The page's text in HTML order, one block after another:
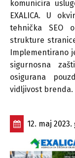
komunicira
EXALICA. U
tehnička SEO
strukture
Implementirano
sigurnosna
osigurana
vidljivost brenda.
12. maj